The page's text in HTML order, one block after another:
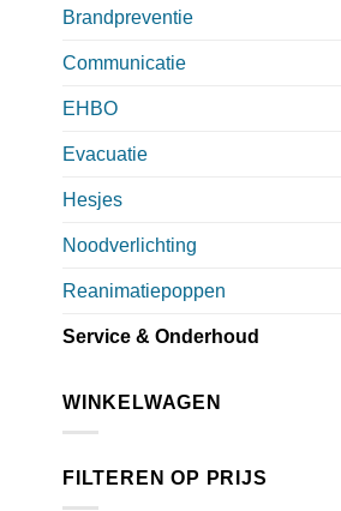
Brandpreventie
Communicatie
EHBO
Evacuatie
Hesjes
Noodverlichting
Reanimatiepoppen
Service & Onderhoud
WINKELWAGEN
FILTEREN OP PRIJS